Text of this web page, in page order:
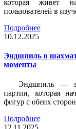
которая живет
пользователей в
Подробнее
10.12.2025
Эндшпиль в
моменты
Эндшпиль —
партии, которая
фигур с обеих
Подробнее
12.11.2025